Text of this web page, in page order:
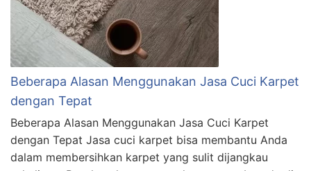
Beberapa Alasan Menggunakan Jasa Cuci Karpet
dengan Tepat
Beberapa Alasan Menggunakan Jasa Cuci Karpet
dengan Tepat Jasa cuci karpet bisa membantu Anda
dalam membersihkan karpet yang sulit dijangkau